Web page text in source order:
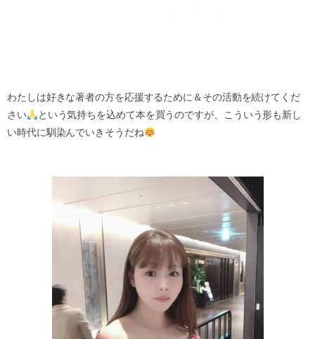
わたしは好きな著者の方を応援するために＆その活動を続けてくだ
さい
という気持ちを込めて本を買うのですが、こういう形も新し
い時代に馴染んでいきそうだね